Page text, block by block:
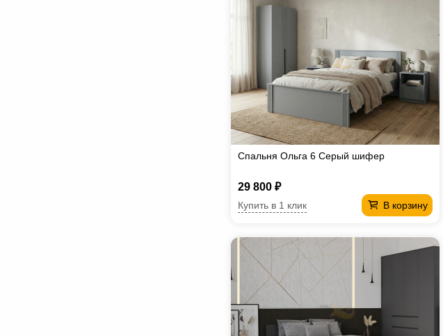
Спальня Ольга 6 Серый шифер
29 800 ₽
В корзину
Купить в 1 клик